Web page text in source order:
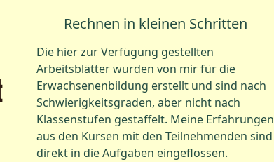
Rechnen in kleinen Schritten
Die hier zur Verfügung gestellten
Arbeitsblätter wurden von mir für die
Erwachsenenbildung erstellt und sind nach
Schwierigkeitsgraden, aber nicht nach
Klassenstufen gestaffelt. Meine Erfahrungen
aus den Kursen mit den Teilnehmenden sind
direkt in die Aufgaben eingeflossen.